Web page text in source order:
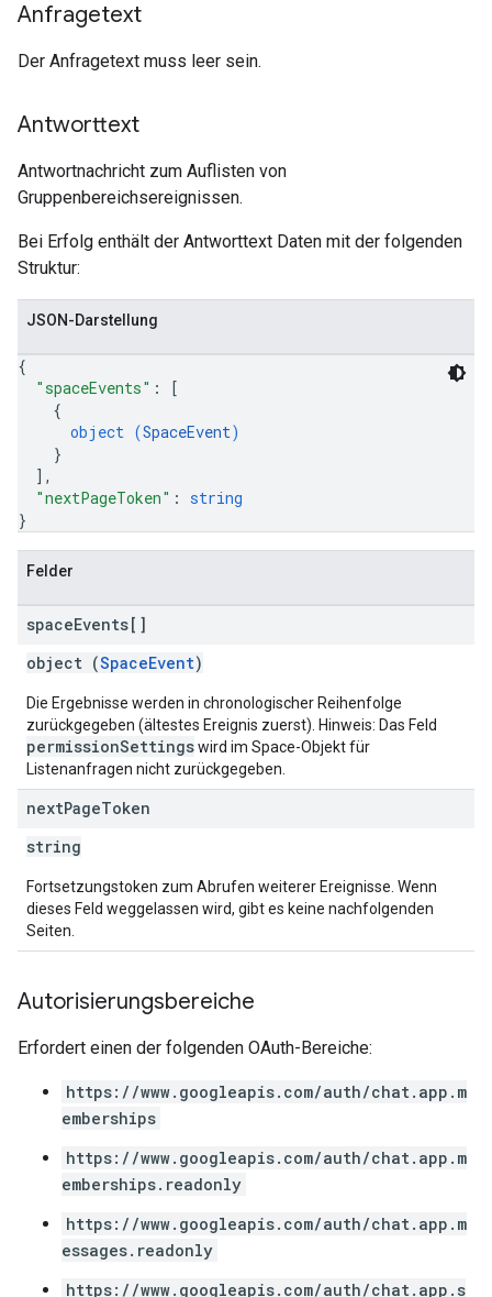
Anfragetext
Der Anfragetext muss leer sein.
Antworttext
Antwortnachricht zum Auflisten von
Gruppenbereichsereignissen.
Bei Erfolg enthält der Antworttext Daten mit der folgenden
Struktur:
JSON-Darstellung
{
"spaceEvents" :
[
{
object (SpaceEvent)
}
] ,
"nextPageToken" : string
}
Felder
spaceEvents[]
object (SpaceEvent)
Die Ergebnisse werden in chronologischer Reihenfolge
zurückgegeben (ältestes Ereignis zuerst). Hinweis: Das Feld
permissionSettingswird im Space-Objekt für
Listenanfragen nicht zurückgegeben.
nextPageToken
string
Fortsetzungstoken zum Abrufen weiterer Ereignisse. Wenn
dieses Feld weggelassen wird, gibt es keine nachfolgenden
Seiten.
Autorisierungsbereiche
Erfordert einen der folgenden OAuth-Bereiche:
https://www.googleapis.com/auth/chat.app.m
emberships
https://www.googleapis.com/auth/chat.app.m
emberships.readonly
https://www.googleapis.com/auth/chat.app.m
essages.readonly
https://www.googleapis.com/auth/chat.app.s